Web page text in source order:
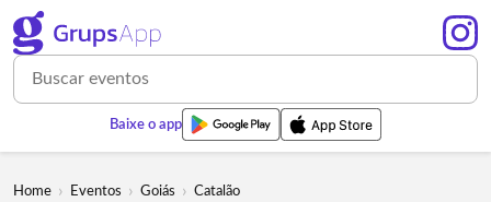
Baixe o app
Home › Eventos › Goiás › Catalão